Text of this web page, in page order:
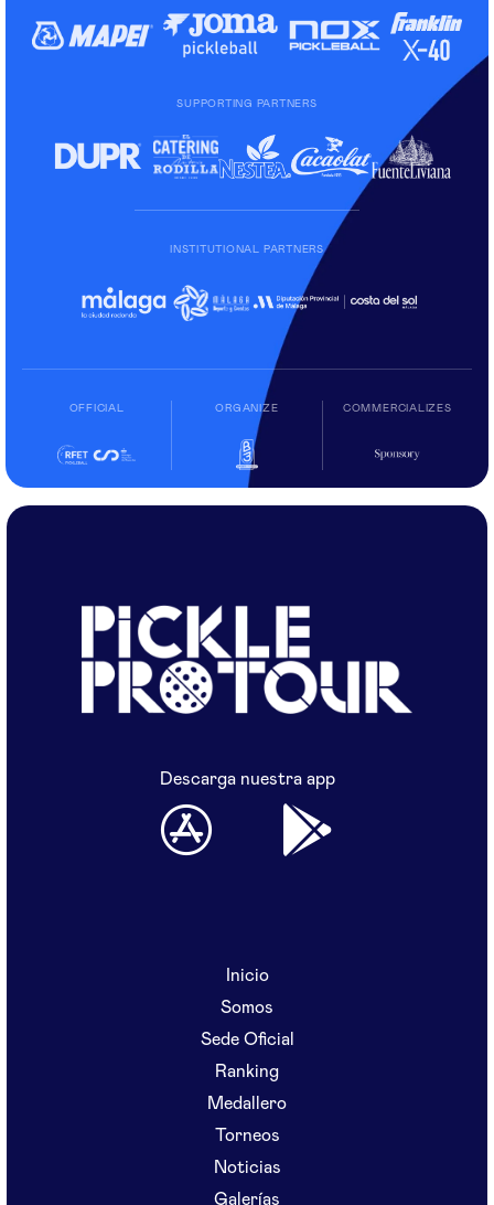
SUPPORTING PARTNERS
INSTITUTIONAL PARTNERS
OFFICIAL ORGANIZE COMMERCIALIZES
Descarga nuestra app
Inicio
Somos
Sede Oficial
Ranking
Medallero
Torneos
Noticias
Galerías